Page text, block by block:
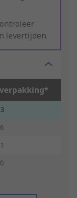
levertijden.